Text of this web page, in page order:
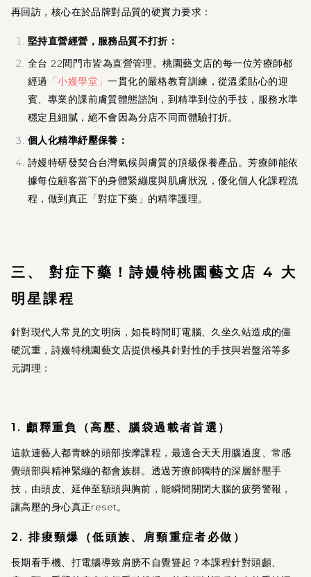
再回訪，核心在於品牌對品質的硬實力要求：
堅持直營經營，服務品質不打折：
全台 22間門市皆為直營管理。桃園藝文店的每一位芳療師都
經過 「小嫚學堂」一貫化的嚴格教育訓練，從溫柔貼心的迎
賓、專業的課前膚質體態諮詢，到精準到位的手技，服務水準
穩定且細膩，絕不會因為分店不同而體驗打折。
個人化精準紓壓保養：
詩嫚特研發契合台灣氣候與膚質的頂級保養產品。芳療師能依
據每位顧客當下的身體緊繃度與肌膚狀況，優化個人化課程流
程，做到真正「對症下藥」的精準護理。
三、 對症下藥！詩嫚特桃園藝文店 4 大
明星課程
針對現代人常見的文明病，如長時間盯電腦、久坐久站造成的僵
硬沉重，詩嫚特桃園藝文店提供極具針對性的手技與岩盤浴等多
元調理：
1. 顱釋重負（高壓、腦袋過載者首選）
這款連藝人都青睞的頭部按摩課程，最適合天天用腦過度、常感
覺頭部與精神緊繃的都會族群。透過芳療師獨特的深層舒壓手
技，由頭皮、延伸至額頭與胸前，能瞬間關閉大腦的疲勞警報，
讓高壓的身心真正reset。
2. 排痠頸爆（低頭族、肩頸重症者必做）
長期看手機、打電腦導致肩膀不自覺聳起？本課程針對頭顱、